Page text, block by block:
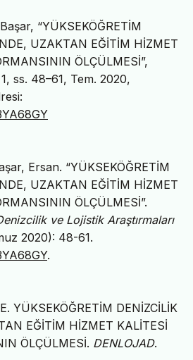
“YÜKSEKÖĞRETİM
UZAKTAN EĞİTİM HİZMET
ÖLÇÜLMESİ”,
ss. 48–61, Tem. 2020,
Ersan. “YÜKSEKÖĞRETİM
UZAKTAN EĞİTİM HİZMET
ÖLÇÜLMESİ”.
ve Lojistik Araştırmaları
2020): 48-61.
.
YÜKSEKÖĞRETİM DENİZCİLİK
EĞİTİM HİZMET KALİTESİ
ÖLÇÜLMESİ. DENLOJAD.